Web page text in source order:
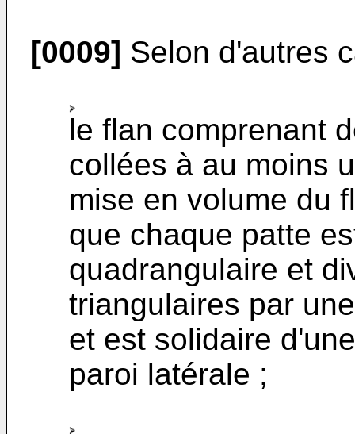
[0009] Selon d'autres
le flan comprenant
collées à au moins
mise en volume du
que chaque patte
quadrangulaire et
triangulaires par
et est solidaire
paroi latérale ;